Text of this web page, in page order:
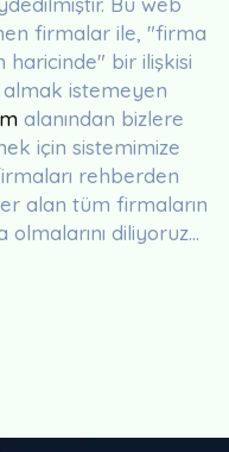
firmalar ile, "firma
haricinde" bir ilişkisi
istemeyen
alanından bizlere
için sistemimize
rehberden
alan tüm firmaların
diliyoruz...